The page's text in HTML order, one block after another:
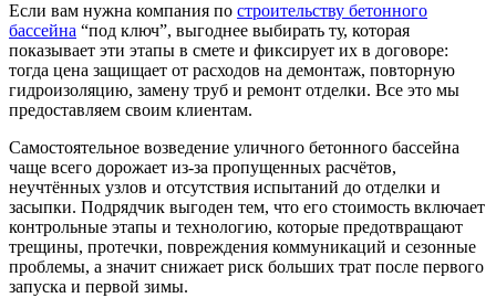
Если вам нужна компания по строительству бетонного
бассейна “под ключ”, выгоднее выбирать ту, которая
показывает эти этапы в смете и фиксирует их в договоре:
тогда цена защищает от расходов на демонтаж, повторную
гидроизоляцию, замену труб и ремонт отделки. Все это мы
предоставляем своим клиентам.
Самостоятельное возведение уличного бетонного бассейна
чаще всего дорожает из-за пропущенных расчётов,
неучтённых узлов и отсутствия испытаний до отделки и
засыпки. Подрядчик выгоден тем, что его стоимость включает
контрольные этапы и технологию, которые предотвращают
трещины, протечки, повреждения коммуникаций и сезонные
проблемы, а значит снижает риск больших трат после первого
запуска и первой зимы.